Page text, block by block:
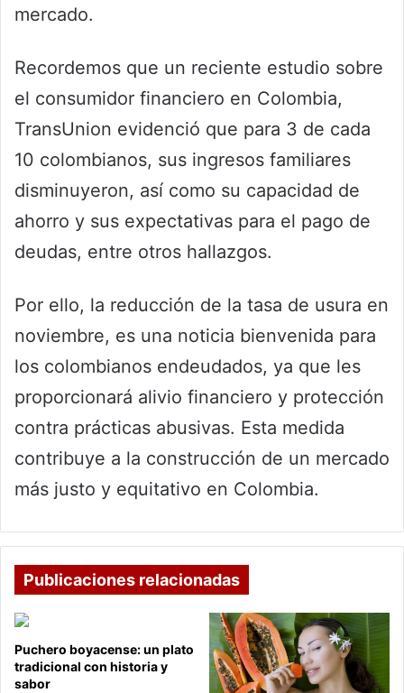
mercado.
Recordemos que un reciente estudio sobre
el consumidor financiero en Colombia,
TransUnion evidenció que para 3 de cada
10 colombianos, sus ingresos familiares
disminuyeron, así como su capacidad de
ahorro y sus expectativas para el pago de
deudas, entre otros hallazgos.
Por ello, la reducción de la tasa de usura en
noviembre, es una noticia bienvenida para
los colombianos endeudados, ya que les
proporcionará alivio financiero y protección
contra prácticas abusivas. Esta medida
contribuye a la construcción de un mercado
más justo y equitativo en Colombia.
Publicaciones relacionadas
Puchero boyacense: un plato
tradicional con historia y
sabor